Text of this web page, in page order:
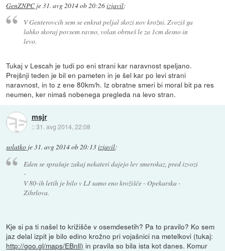
GenZNPCje31. avg 2014 ob 20:26izjavil:
V Genterovcih sem se enkrat peljal skozi nov krožni. Zvoziš ga
lahko skoraj povsem ravno, volan obrneš le za 1cm desno in
levo.
Tukaj v Lescah je tudi po eni strani kar naravnost speljano.
Prejšnji teden je bil en pameten in je šel kar po levi strani
naravnost, in to z ene 80km/h. Iz obratne smeri bi moral bit pa res
neumen, ker nimaš nobenega pregleda na levo stran.
msjr
::31. avg 2014, 22:08
solatko je31. avg 2014 ob 20:13izjavil:
Eden se sprašuje zakaj nekateri dajejo lev smerokaz, pred izvozi
-
V 80-ih letih je bilo v LJ samo eno krožišče - Opekarska -
Zihrlova.
Kje si pa ti našel to križišče v osemdesetih? Pa to pravilo? Ko sem
jaz delal izpit je bilo edino krožno pri vojašnici na metelkovi (tukaj:
http://goo.gl/maps/EBnll) in pravila so bila ista kot danes. Komur